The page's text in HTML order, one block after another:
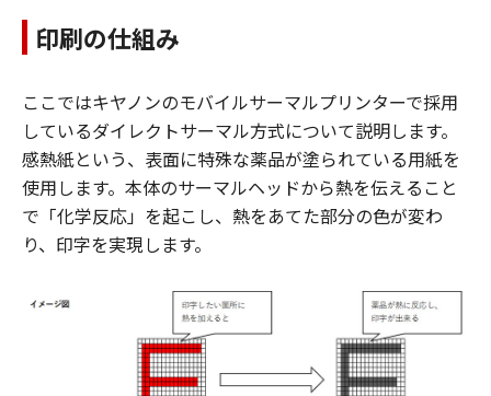
印刷の仕組み
ここではキヤノンのモバイルサーマルプリンターで採用
しているダイレクトサーマル方式について説明します。
感熱紙という、表面に特殊な薬品が塗られている用紙を
使用します。本体のサーマルヘッドから熱を伝えること
で「化学反応」を起こし、熱をあてた部分の色が変わ
り、印字を実現します。